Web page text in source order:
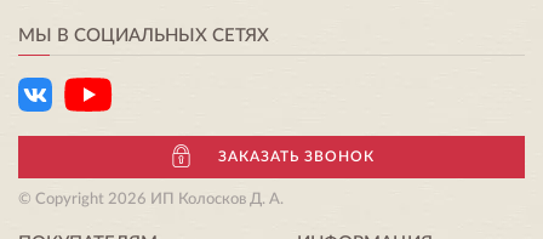
МЫ В СОЦИАЛЬНЫХ СЕТЯХ
ЗАКАЗАТЬ ЗВОНОК
© Copyright 2026 ИП Колосков Д. А.